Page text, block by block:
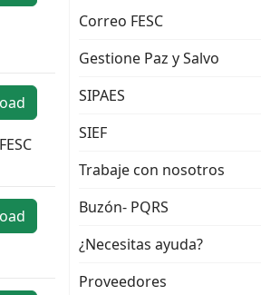
Correo FESC
Gestione Paz y Salvo
SIPAES
SIEF
Trabaje con nosotros
Buzón- PQRS
¿Necesitas ayuda?
Proveedores